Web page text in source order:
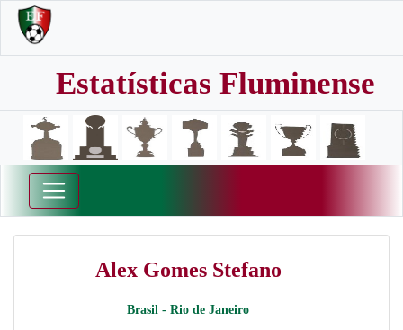
Estatísticas Fluminense
Alex Gomes Stefano
Brasil - Rio de Janeiro